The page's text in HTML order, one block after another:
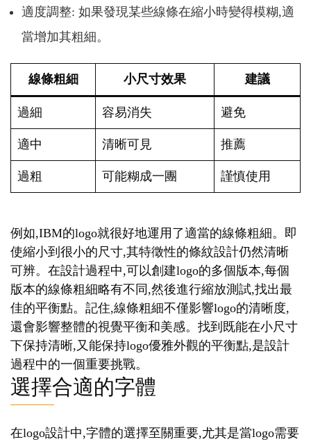
適度調整: 如果發現某些線條在縮小時變得模糊,適
當增加其粗細。
線條粗細 小尺寸效果 建議
過細 容易消失 避免
適中 清晰可見 推薦
過粗 可能糊成一團 謹慎使用
例如,IBM的logo就很好地運用了適當的線條粗細。即
使縮小到很小的尺寸,其特徵性的條紋設計仍然清晰
可辨。在設計過程中,可以創建logo的多個版本,每個
版本的線條粗細略有不同,然後進行縮放測試,找出最
佳的平衡點。記住,線條粗細不僅影響logo的清晰度,
還會影響整體的視覺平衡和美感。找到既能在小尺寸
下保持清晰,又能保持logo優雅外觀的平衡點,是設計
過程中的一個重要挑戰。
選擇合適的字體
在logo設計中,字體的選擇至關重要,尤其是當logo需要